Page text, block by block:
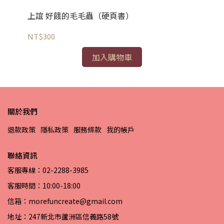
上誼 好餓的毛毛蟲（硬頁書）
NT$300
加入購物車
關於我們
退款政策 隱私政策 服務條款 我的帳戶
聯絡資訊
客服專線：02-2288-3985
客服時間：10:00-18:00
信箱：morefuncreate@gmail.com
地址：247新北市蘆洲區信義路58號